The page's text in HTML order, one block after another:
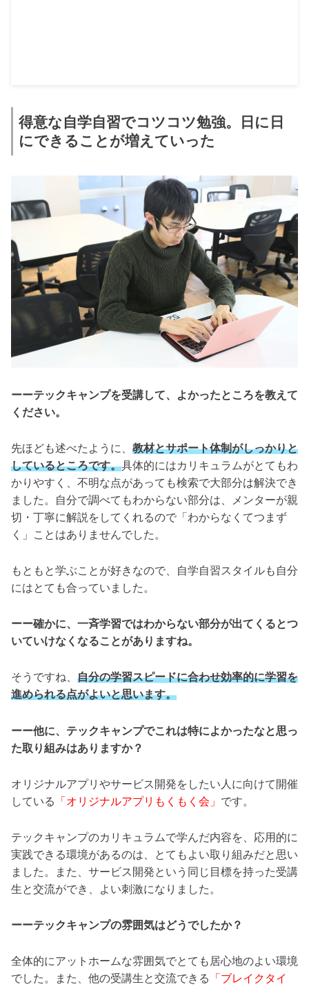
得意な自学自習でコツコツ勉強。日に日
にできることが増えていった
ーーテックキャンプを受講して、よかったところを教えて
ください。
先ほども述べたように、 教材とサポート体制がしっかりと
しているところです。具体的にはカリキュラムがとてもわ
かりやすく、不明な点があっても検索で大部分は解決でき
ました。自分で調べてもわからない部分は、メンターが親
切・丁寧に解説をしてくれるので「わからなくてつまず
く」ことはありませんでした。
もともと学ぶことが好きなので、自学自習スタイルも自分
にはとても合っていました。
ーー確かに、一斉学習ではわからない部分が出てくるとつ
いていけなくなることがありますね。
そうですね、 自分の学習スピードに合わせ効率的に学習を
進められる点がよいと思います。
ーー他に、テックキャンプでこれは特によかったなと思っ
た取り組みはありますか？
オリジナルアプリやサービス開発をしたい人に向けて開催
している
「オリジナルアプリもくもく会」 です。
テックキャンプのカリキュラムで学んだ内容を、 応用的に
実践できる環境があるのは、
とてもよい取り組みだと思い
ました。また、サービス開発という同じ目標を持った受講
生と交流ができ、よい刺激になりました。
ーーテックキャンプの雰囲気はどうでしたか？
全体的にアットホームな雰囲気でとても居心地のよい環境
でした。また、他の受講生と交流できる
「ブレイクタイ